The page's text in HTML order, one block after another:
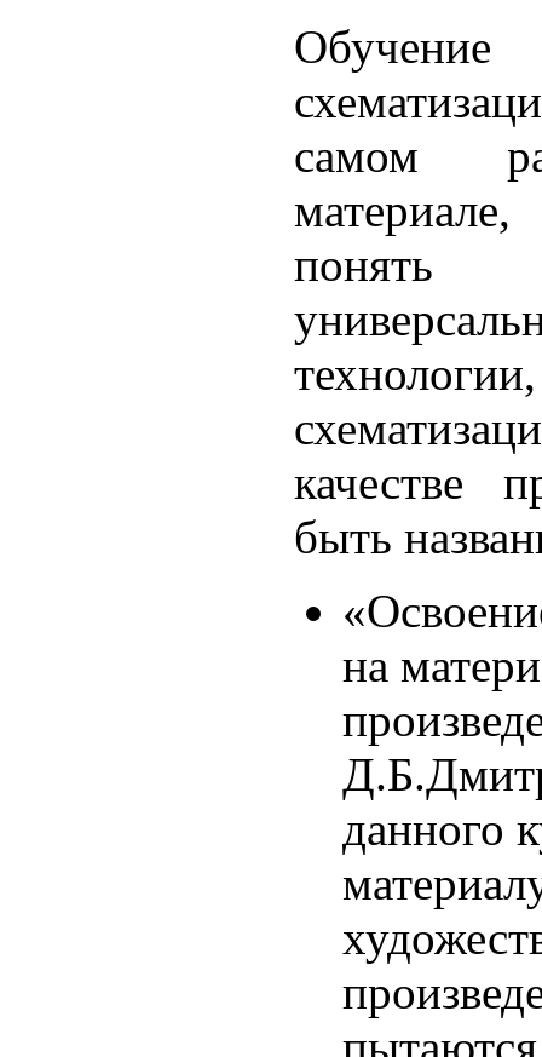
самом
качестве
быть
на
данного